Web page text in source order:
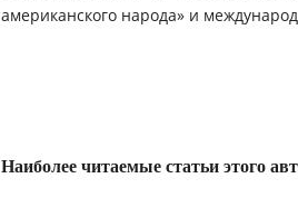
американского народа» и
Наиболее читаемые статьи этого